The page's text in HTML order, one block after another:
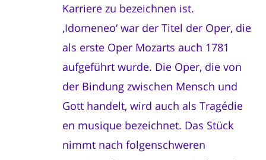
Karriere zu bezeichnen ist.
‚Idomeneo‘ war der Titel der Oper, die
als erste Oper Mozarts auch 1781
aufgeführt wurde. Die Oper, die von
der Bindung zwischen Mensch und
Gott handelt, wird auch als Tragédie
en musique bezeichnet. Das Stück
nimmt nach folgenschweren